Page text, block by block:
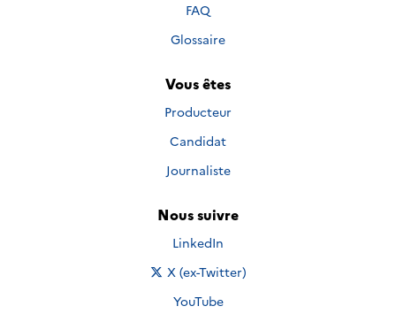
FAQ
Glossaire
Vous êtes
Producteur
Candidat
Journaliste
Nous suivre
Nous suivre sur
LinkedIn
Nous suivre sur
X (ex-Twitter)
Nous suivre sur
YouTube